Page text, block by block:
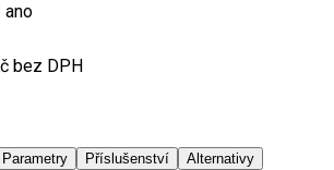
ano
bez DPH
Parametry Příslušenství Alternativy